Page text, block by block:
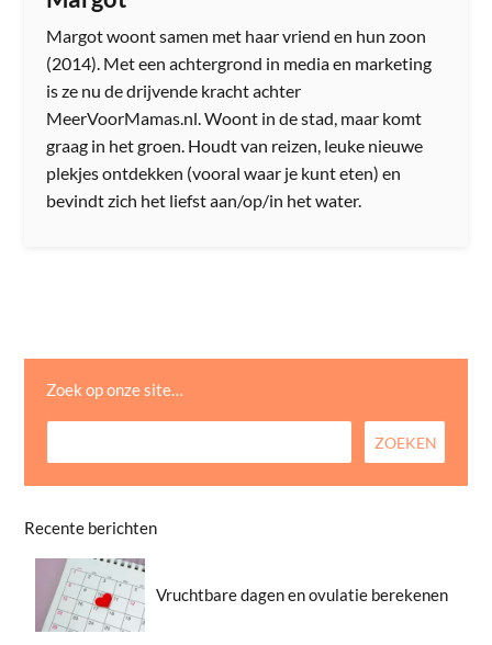
Margot woont samen met haar vriend en hun zoon
(2014). Met een achtergrond in media en marketing
is ze nu de drijvende kracht achter
MeerVoorMamas.nl. Woont in de stad, maar komt
graag in het groen. Houdt van reizen, leuke nieuwe
plekjes ontdekken (vooral waar je kunt eten) en
bevindt zich het liefst aan/op/in het water.
Zoek op onze site…
Recente berichten
Vruchtbare dagen en ovulatie berekenen